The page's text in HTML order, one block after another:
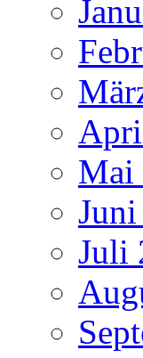
Mai
Juli